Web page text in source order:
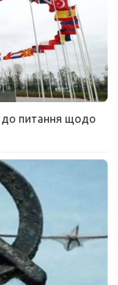
до питання щодо